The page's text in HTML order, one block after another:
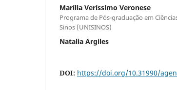
Marília Veríssimo Veronese
Programa de Pós-graduação em
Sinos (UNISINOS)
Natalia Argiles
DOI: https://doi.org/10.31990/